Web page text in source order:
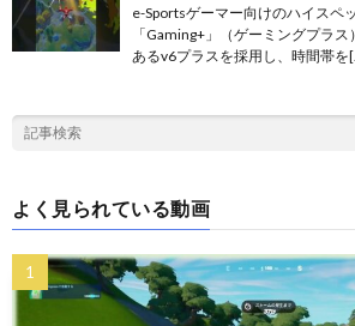
e-Sportsゲーマー向けのハイスペ
「Gaming+」（ゲーミングプラ
あるv6プラスを採用し、時間帯を
よく見られている動画